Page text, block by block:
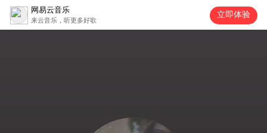
网易云音乐
来云音乐，听更多好歌
立即体验